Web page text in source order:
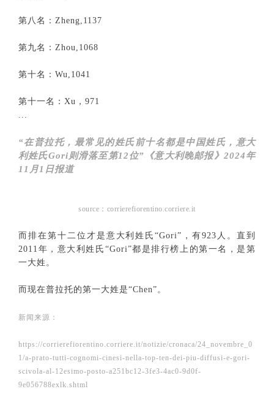
第八名：Zheng,1137
第九名：Zhou,1068
第十名：Wu,1041
第十一名：Xu，971
...
“在普拉托，最常见的姓氏前十名都是中国姓氏，意大
利姓氏Gori则滑落至第12位”《意大利晚邮报》2024年
11月1日报道
source：corrierefiorentino.corriere.it
而排在第十二位才是意大利姓氏“Gori”，有923人。直到
2011年，意大利姓氏“Gori”都是排行榜上的第一名，是第
一大姓。
而现在普拉托的第一大姓是“Chen”。
新闻来源：
https://corrierefiorentino.corriere.it/notizie/cronaca/24_novembre_0
1/a-prato-tutti-cognomi-cinesi-nella-top-ten-dei-piu-diffusi-e-gori-
scivola-al-12esimo-posto-a251bc12-3fe3-4ac0-9d0f-
9e056788exlk.shtml